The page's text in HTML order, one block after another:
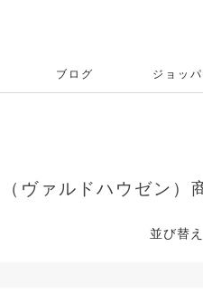
ブログ ジョッ
ヴァルドハウゼン）
並び替え